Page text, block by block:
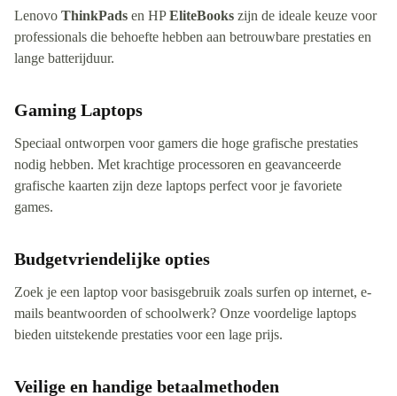
Lenovo ThinkPads en HPEliteBooks zijn de ideale keuze voor
professionals die behoefte hebben aan betrouwbare prestaties en
lange batterijduur.
Gaming Laptops
Speciaal ontworpen voor gamers die hoge grafische prestaties
nodig hebben. Met krachtige processoren en geavanceerde
grafische kaarten zijn deze laptops perfect voor je favoriete
games.
Budgetvriendelijke opties
Zoek je een laptop voor basisgebruik zoals surfen op internet, e-
mails beantwoorden of schoolwerk? Onze voordelige laptops
bieden uitstekende prestaties voor een lage prijs.
Veilige en handige betaalmethoden